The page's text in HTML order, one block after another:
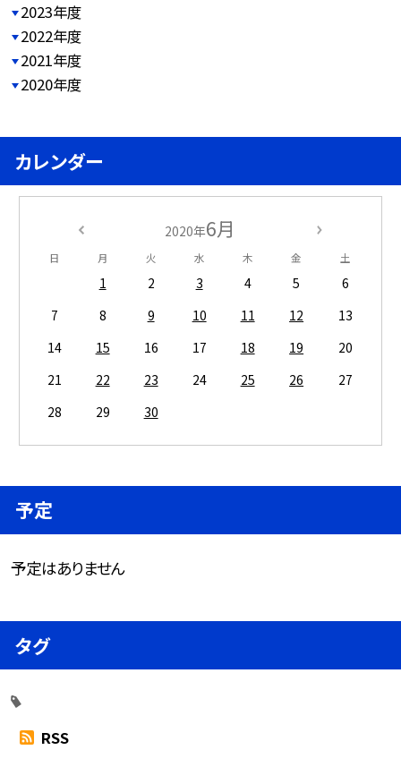
2023年度
2022年度
2021年度
2020年度
カレンダー
2020年6月
日 月 火 水 木 金 土
1 2 3 4 5
6
7
8 9 10 11 12
13
14
15 16 17 18 19
20
21
22 23 24 25 26
27
28
29 30
予定
予定はありません
タグ
RSS